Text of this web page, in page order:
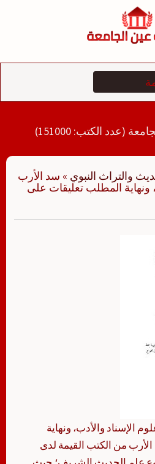
(عدد الكتب: 151000)
والتراث النبوي » سد الأرب
ونهاية المطلب تعليقات على
الإسناد والأدب، ونهاية
من الكتب القيمة لدى